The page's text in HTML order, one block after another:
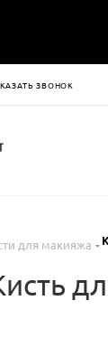
ЗВОНОК
для макияжа